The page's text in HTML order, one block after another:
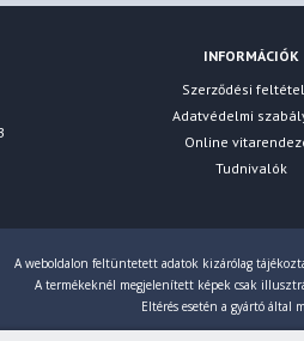
INFORMÁCIÓK
Szerződési
Adatvédelmi
Online
Tudnivalók
A weboldalon feltüntetett adatok kizárólag
A termékeknél megjelenített képek csak
Eltérés esetén a gyártó által